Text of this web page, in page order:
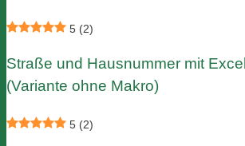
5 (2)
Straße und Hausnummer mit
(Variante ohne Makro)
5 (2)